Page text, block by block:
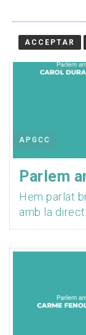
APGCC
Parlem
Hem parlat
amb la
ACCEPTAR